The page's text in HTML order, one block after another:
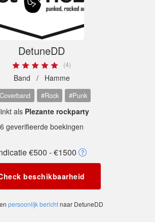
DetuneDD
(4)
Band / Hamme
#Rock #Punk
als Plezante rockparty
6 geverifieerde boekingen
€500 - €1500
beschikbaarheid
persoonlijk berichtnaar DetuneDD